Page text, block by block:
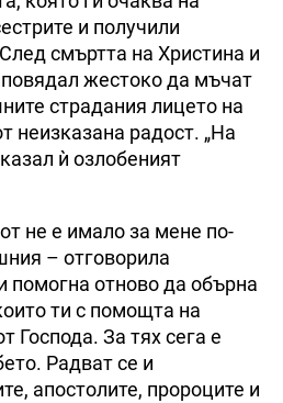
и получили
смъртта на Христина и
жестоко да мъчат
страдания лицето на
неизказана радост. „На
ѝ озлобеният
не е имало за мене по-
– отговорила
помогна отново да обърна
ти с помощта на
Господа. За тях сега е
Радват се и
апостолите, пророците и